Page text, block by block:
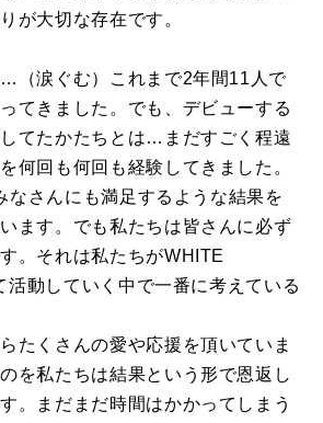
が大切な存在です。
（涙ぐむ）これまで2年間11人で
てきました。でも、デビューする
てたかたちとは…まだすごく程遠
何回も何回も経験してきました。
なさんにも満足するような結果を
ます。でも私たちは皆さんに必ず
。それは私たちがWHITE
活動していく中で一番に考えている
たくさんの愛や応援を頂いていま
を私たちは結果という形で恩返し
。まだまだ時間はかかってしまう